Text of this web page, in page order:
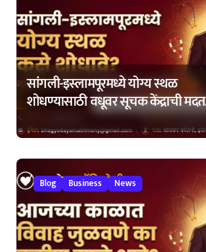
सांगली-इस्लामपूरमध्ये योग्य स्थळ
शोधण्यासाठी वधूवर सूचक केंद्राची मदत
Blog Business News